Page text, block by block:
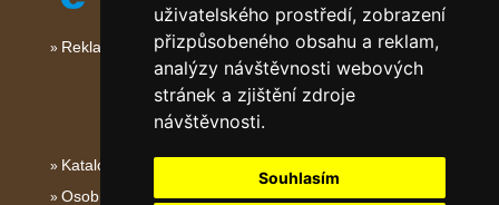
uživatelského prostředí, zobrazení
přizpůsobeného obsahu a reklam,
analýzy návštěvnosti webových
stránek a zjištění zdroje
návštěvnosti.
Souhlasím
Reklama na tomto serveru
Katalog ubytování
Osobní údaje